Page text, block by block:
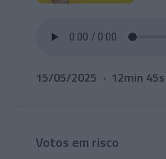
15/05/2025 12min 45s
Votos em risco